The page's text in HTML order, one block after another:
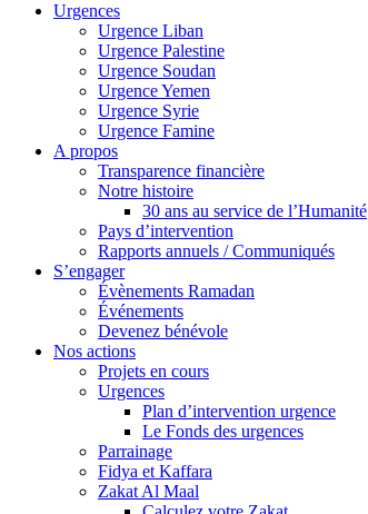
Urgences
Urgence Liban
Urgence Palestine
Urgence Soudan
Urgence Yemen
Urgence Syrie
Urgence Famine
A propos
Transparence financière
Notre histoire
30 ans au service de l’Humanité
Pays d’intervention
Rapports annuels / Communiqués
S’engager
Évènements Ramadan
Événements
Devenez bénévole
Nos actions
Projets en cours
Urgences
Plan d’intervention urgence
Le Fonds des urgences
Parrainage
Fidya et Kaffara
Zakat Al Maal